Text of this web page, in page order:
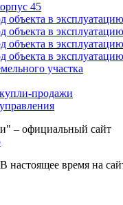
45
объекта в
объекта в
объекта в
объекта в
участка
продажи
– официальный сайт
настоящее время на